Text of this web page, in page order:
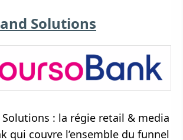
Solutions
: la régie retail & media
qui couvre l’ensemble du funnel